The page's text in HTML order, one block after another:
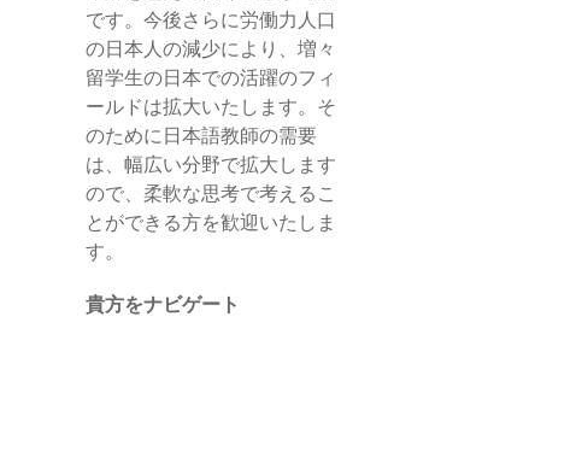
です。今後さらに労働力人口
の日本人の減少により、増々
留学生の日本での活躍のフィ
ールドは拡大いたします。そ
のために日本語教師の需要
は、幅広い分野で拡大します
ので、柔軟な思考で考えるこ
とができる方を歓迎いたしま
す。
貴方をナビゲート